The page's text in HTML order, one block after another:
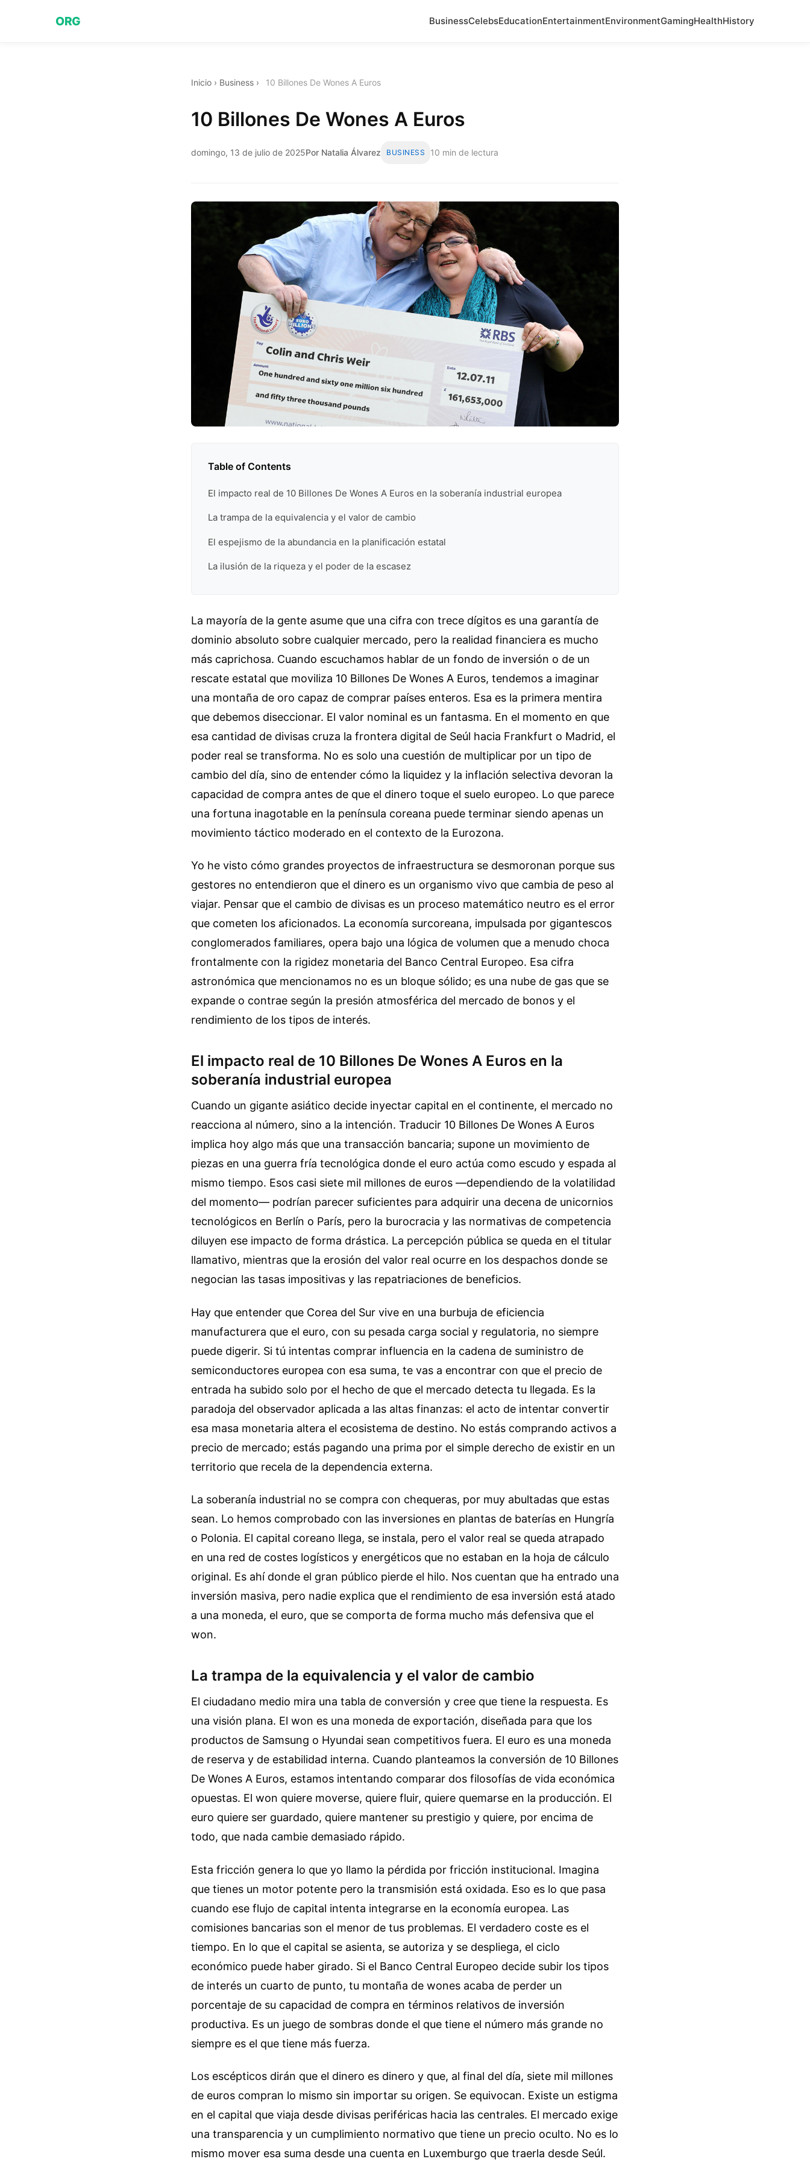
ORG BusinessCelebsEducationEntertainmentEnvironmentGamingHealthHistory
Inicio › Business › 10 Billones De Wones A Euros
10 Billones De Wones A Euros
domingo, 13 de julio de 2025Por Natalia Álvarez BUSINESS 10 min de lectura
Table of Contents
El impacto real de 10 Billones De Wones A Euros en la soberanía industrial europea
La trampa de la equivalencia y el valor de cambio
El espejismo de la abundancia en la planificación estatal
La ilusión de la riqueza y el poder de la escasez
La mayoría de la gente asume que una cifra con trece dígitos es una garantía de
dominio absoluto sobre cualquier mercado, pero la realidad financiera es mucho
más caprichosa. Cuando escuchamos hablar de un fondo de inversión o de un
rescate estatal que moviliza 10 Billones De Wones A Euros, tendemos a imaginar
una montaña de oro capaz de comprar países enteros. Esa es la primera mentira
que debemos diseccionar. El valor nominal es un fantasma. En el momento en que
esa cantidad de divisas cruza la frontera digital de Seúl hacia Frankfurt o Madrid, el
poder real se transforma. No es solo una cuestión de multiplicar por un tipo de
cambio del día, sino de entender cómo la liquidez y la inflación selectiva devoran la
capacidad de compra antes de que el dinero toque el suelo europeo. Lo que parece
una fortuna inagotable en la península coreana puede terminar siendo apenas un
movimiento táctico moderado en el contexto de la Eurozona.
Yo he visto cómo grandes proyectos de infraestructura se desmoronan porque sus
gestores no entendieron que el dinero es un organismo vivo que cambia de peso al
viajar. Pensar que el cambio de divisas es un proceso matemático neutro es el error
que cometen los aficionados. La economía surcoreana, impulsada por gigantescos
conglomerados familiares, opera bajo una lógica de volumen que a menudo choca
frontalmente con la rigidez monetaria del Banco Central Europeo. Esa cifra
astronómica que mencionamos no es un bloque sólido; es una nube de gas que se
expande o contrae según la presión atmosférica del mercado de bonos y el
rendimiento de los tipos de interés.
El impacto real de 10 Billones De Wones A Euros en la
soberanía industrial europea
Cuando un gigante asiático decide inyectar capital en el continente, el mercado no
reacciona al número, sino a la intención. Traducir 10 Billones De Wones A Euros
implica hoy algo más que una transacción bancaria; supone un movimiento de
piezas en una guerra fría tecnológica donde el euro actúa como escudo y espada al
mismo tiempo. Esos casi siete mil millones de euros —dependiendo de la volatilidad
del momento— podrían parecer suficientes para adquirir una decena de unicornios
tecnológicos en Berlín o París, pero la burocracia y las normativas de competencia
diluyen ese impacto de forma drástica. La percepción pública se queda en el titular
llamativo, mientras que la erosión del valor real ocurre en los despachos donde se
negocian las tasas impositivas y las repatriaciones de beneficios.
Hay que entender que Corea del Sur vive en una burbuja de eficiencia
manufacturera que el euro, con su pesada carga social y regulatoria, no siempre
puede digerir. Si tú intentas comprar influencia en la cadena de suministro de
semiconductores europea con esa suma, te vas a encontrar con que el precio de
entrada ha subido solo por el hecho de que el mercado detecta tu llegada. Es la
paradoja del observador aplicada a las altas finanzas: el acto de intentar convertir
esa masa monetaria altera el ecosistema de destino. No estás comprando activos a
precio de mercado; estás pagando una prima por el simple derecho de existir en un
territorio que recela de la dependencia externa.
La soberanía industrial no se compra con chequeras, por muy abultadas que estas
sean. Lo hemos comprobado con las inversiones en plantas de baterías en Hungría
o Polonia. El capital coreano llega, se instala, pero el valor real se queda atrapado
en una red de costes logísticos y energéticos que no estaban en la hoja de cálculo
original. Es ahí donde el gran público pierde el hilo. Nos cuentan que ha entrado una
inversión masiva, pero nadie explica que el rendimiento de esa inversión está atado
a una moneda, el euro, que se comporta de forma mucho más defensiva que el
won.
La trampa de la equivalencia y el valor de cambio
El ciudadano medio mira una tabla de conversión y cree que tiene la respuesta. Es
una visión plana. El won es una moneda de exportación, diseñada para que los
productos de Samsung o Hyundai sean competitivos fuera. El euro es una moneda
de reserva y de estabilidad interna. Cuando planteamos la conversión de 10 Billones
De Wones A Euros, estamos intentando comparar dos filosofías de vida económica
opuestas. El won quiere moverse, quiere fluir, quiere quemarse en la producción. El
euro quiere ser guardado, quiere mantener su prestigio y quiere, por encima de
todo, que nada cambie demasiado rápido.
Esta fricción genera lo que yo llamo la pérdida por fricción institucional. Imagina
que tienes un motor potente pero la transmisión está oxidada. Eso es lo que pasa
cuando ese flujo de capital intenta integrarse en la economía europea. Las
comisiones bancarias son el menor de tus problemas. El verdadero coste es el
tiempo. En lo que el capital se asienta, se autoriza y se despliega, el ciclo
económico puede haber girado. Si el Banco Central Europeo decide subir los tipos
de interés un cuarto de punto, tu montaña de wones acaba de perder un
porcentaje de su capacidad de compra en términos relativos de inversión
productiva. Es un juego de sombras donde el que tiene el número más grande no
siempre es el que tiene más fuerza.
Los escépticos dirán que el dinero es dinero y que, al final del día, siete mil millones
de euros compran lo mismo sin importar su origen. Se equivocan. Existe un estigma
en el capital que viaja desde divisas periféricas hacia las centrales. El mercado exige
una transparencia y un cumplimiento normativo que tiene un precio oculto. No es lo
mismo mover esa suma desde una cuenta en Luxemburgo que traerla desde Seúl.